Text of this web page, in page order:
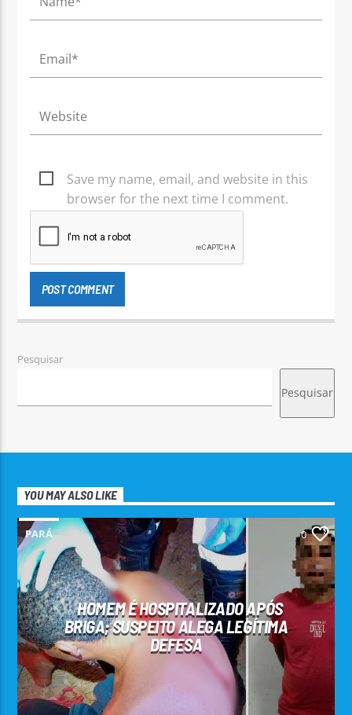
Save my name, email, and website in this
browser for the next time I comment.
Pesquisar
Pesquisar
YOU MAY ALSO LIKE
PARÁ 0
HOMEM É HOSPITALIZADO APÓS
BRIGA; SUSPEITO ALEGA LEGÍTIMA
DEFESA